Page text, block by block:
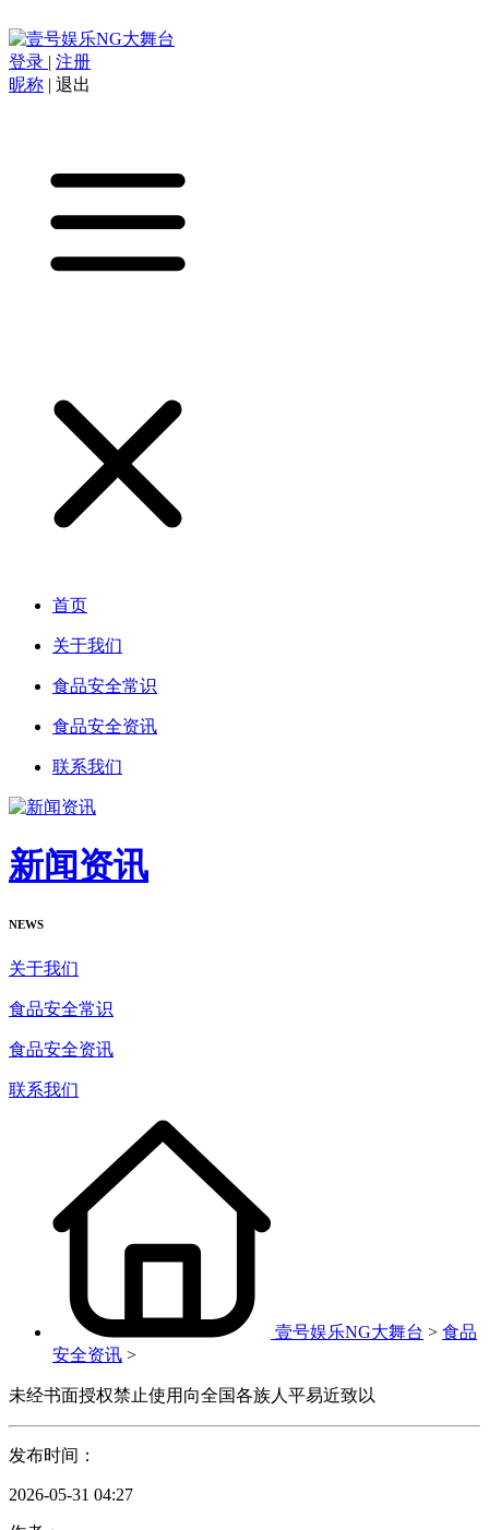
登录 | 注册
昵称 | 退出
首页
关于我们
食品安全常识
食品安全资讯
联系我们
新闻资讯
NEWS
关于我们
食品安全常识
食品安全资讯
联系我们
壹号娱乐NG大舞台 > 食品
安全资讯 >
未经书面授权禁止使用向全国各族人平易近致以
发布时间：
2026-05-31 04:27